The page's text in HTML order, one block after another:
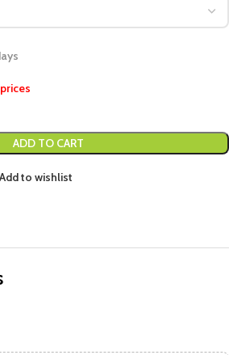
ADD TO CART
Add to wishlist